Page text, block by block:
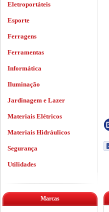
Eletroportáteis
Esporte
Ferragens
Ferramentas
Informática
Iluminação
Jardinagem e Lazer
Materiais Elétricos
Materiais Hidráulicos
Segurança
Utilidades
Marcas